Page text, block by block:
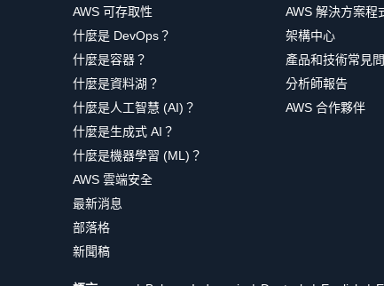
AWS 可存取性
什麼是 DevOps？
什麼是容器？
什麼是資料湖？
什麼是人工智慧 (AI)？
什麼是生成式 AI？
什麼是機器學習 (ML)？
AWS 雲端安全
最新消息
部落格
新聞稿
AWS 解決方案程
架構中心
產品和技術常見
分析師報告
AWS 合作夥伴